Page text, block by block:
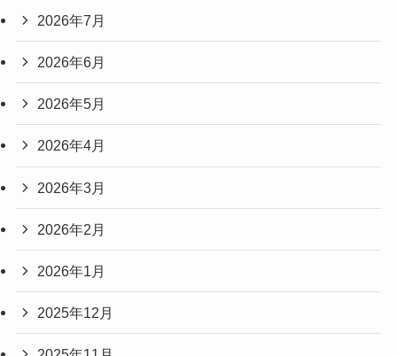
2026年7月
2026年6月
2026年5月
2026年4月
2026年3月
2026年2月
2026年1月
2025年12月